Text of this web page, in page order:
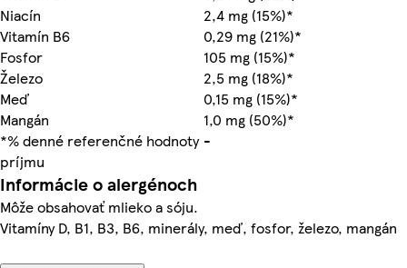
Niacín
2,4 mg (15%)*
Vitamín B6
0,29 mg (21%)*
Fosfor
105 mg (15%)*
Železo
2,5 mg (18%)*
Meď
0,15 mg (15%)*
Mangán
1,0 mg (50%)*
*% denné referenčné hodnoty
príjmu
-
Informácie o alergénoch
Môže obsahovať mlieko a sóju.
Vitamíny D, B1, B3, B6, minerály, meď, fosfor, železo, mangán